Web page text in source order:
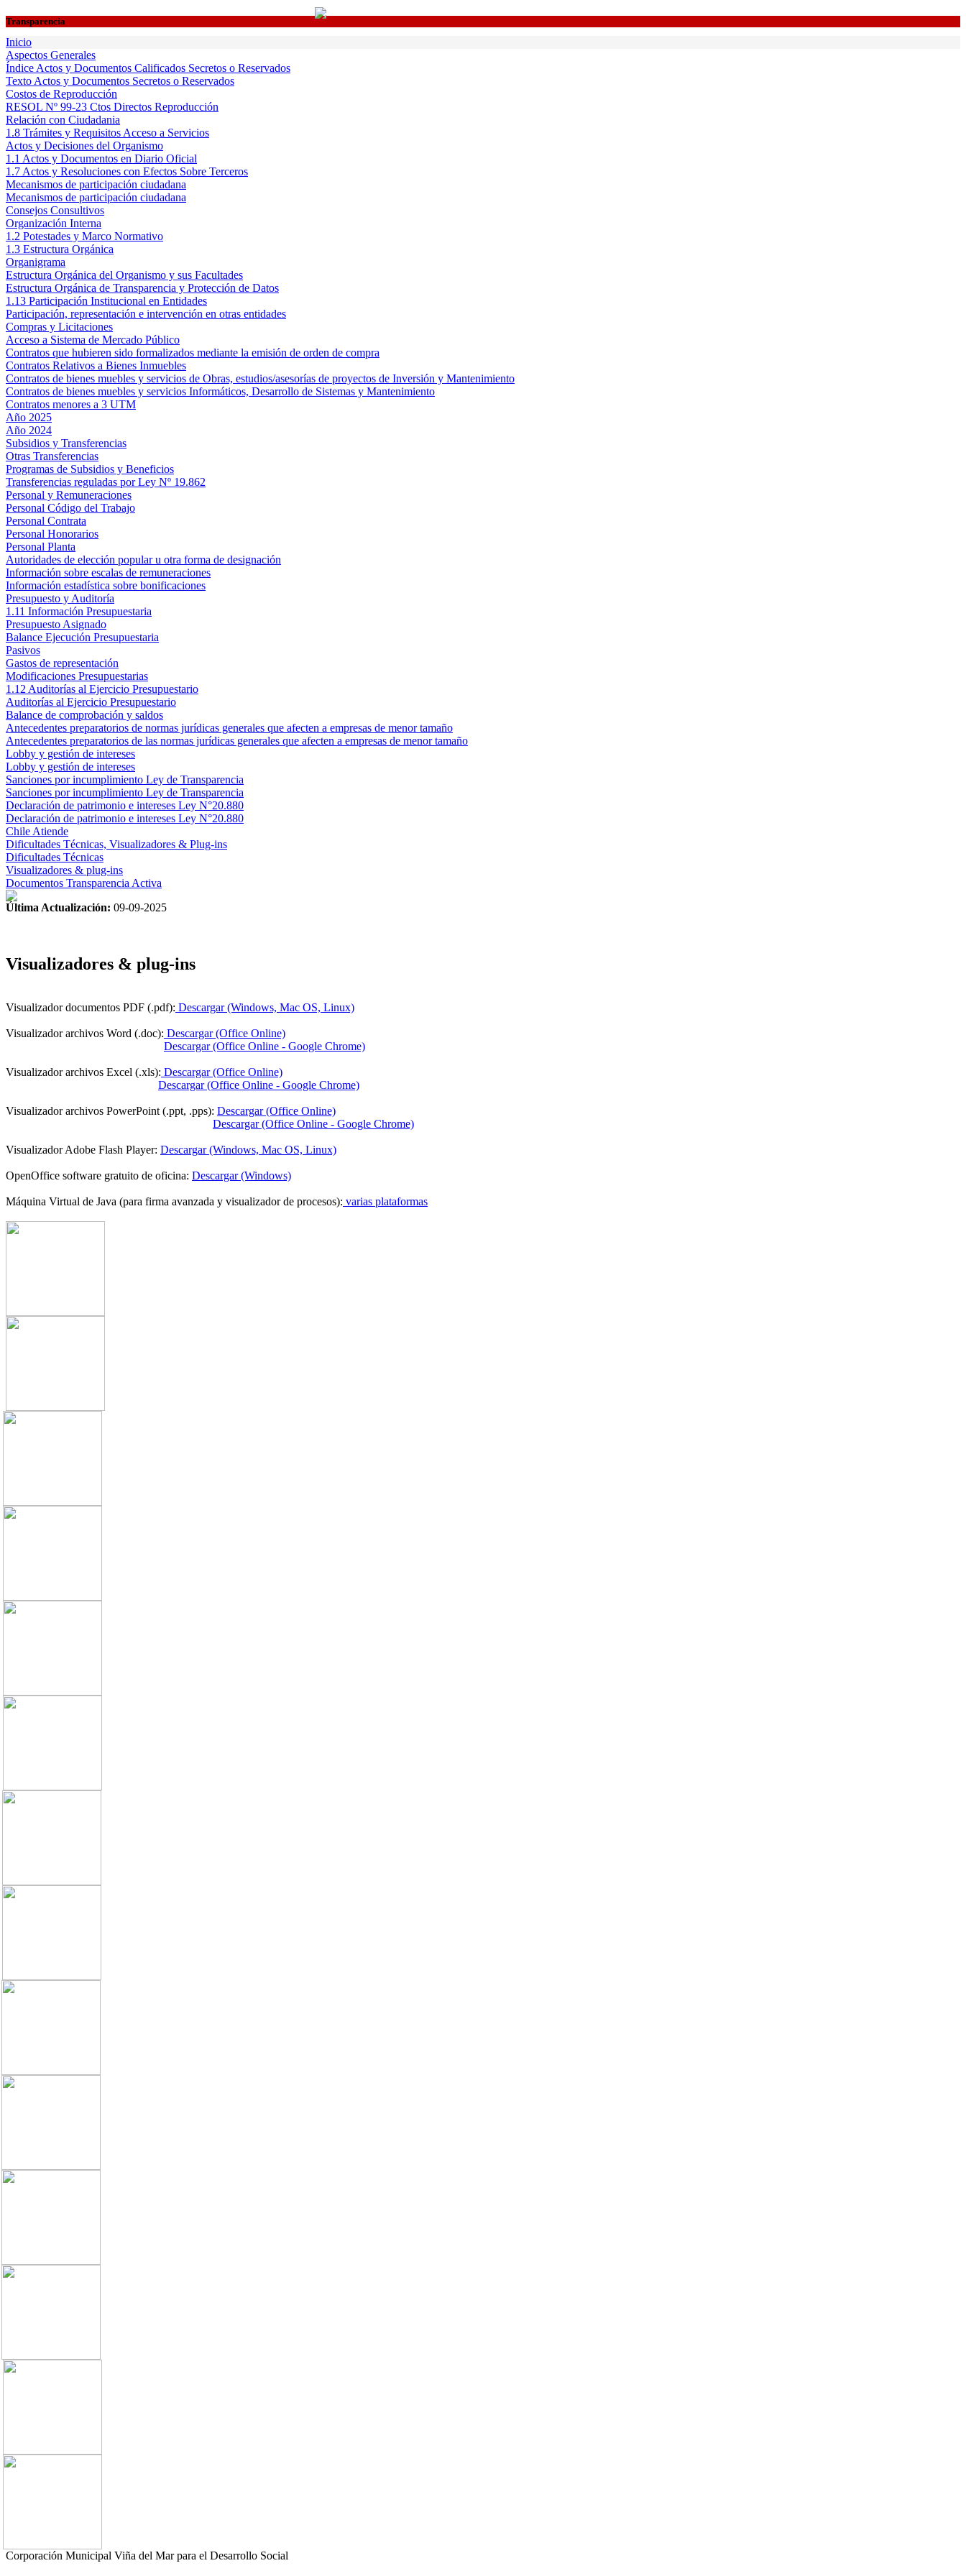
Transparencia
Inicio
Aspectos Generales
Índice Actos y Documentos Calificados Secretos o Reservados
Texto Actos y Documentos Secretos o Reservados
Costos de Reproducción
RESOL Nº 99-23 Ctos Directos Reproducción
Relación con Ciudadania
1.8 Trámites y Requisitos Acceso a Servicios
Actos y Decisiones del Organismo
1.1 Actos y Documentos en Diario Oficial
1.7 Actos y Resoluciones con Efectos Sobre Terceros
Mecanismos de participación ciudadana
Mecanismos de participación ciudadana
Consejos Consultivos
Organización Interna
1.2 Potestades y Marco Normativo
1.3 Estructura Orgánica
Organigrama
Estructura Orgánica del Organismo y sus Facultades
Estructura Orgánica de Transparencia y Protección de Datos
1.13 Participación Institucional en Entidades
Participación, representación e intervención en otras entidades
Compras y Licitaciones
Acceso a Sistema de Mercado Público
Contratos que hubieren sido formalizados mediante la emisión de orden de compra
Contratos Relativos a Bienes Inmuebles
Contratos de bienes muebles y servicios de Obras, estudios/asesorías de proyectos de Inversión y Mantenimiento
Contratos de bienes muebles y servicios Informáticos, Desarrollo de Sistemas y Mantenimiento
Contratos menores a 3 UTM
Año 2025
Año 2024
Subsidios y Transferencias
Otras Transferencias
Programas de Subsidios y Beneficios
Transferencias reguladas por Ley Nº 19.862
Personal y Remuneraciones
Personal Código del Trabajo
Personal Contrata
Personal Honorarios
Personal Planta
Autoridades de elección popular u otra forma de designación
Información sobre escalas de remuneraciones
Información estadística sobre bonificaciones
Presupuesto y Auditoría
1.11 Información Presupuestaria
Presupuesto Asignado
Balance Ejecución Presupuestaria
Pasivos
Gastos de representación
Modificaciones Presupuestarias
1.12 Auditorías al Ejercicio Presupuestario
Auditorías al Ejercicio Presupuestario
Balance de comprobación y saldos
Antecedentes preparatorios de normas jurídicas generales que afecten a empresas de menor tamaño
Antecedentes preparatorios de las normas jurídicas generales que afecten a empresas de menor tamaño
Lobby y gestión de intereses
Lobby y gestión de intereses
Sanciones por incumplimiento Ley de Transparencia
Sanciones por incumplimiento Ley de Transparencia
Declaración de patrimonio e intereses Ley N°20.880
Declaración de patrimonio e intereses Ley N°20.880
Chile Atiende
Dificultades Técnicas, Visualizadores & Plug-ins
Dificultades Técnicas
Visualizadores & plug-ins
Documentos Transparencia Activa
Última Actualización: 09-09-2025
Visualizadores & plug-ins
Visualizador documentos PDF (.pdf): Descargar (Windows, Mac OS, Linux)
Visualizador archivos Word (.doc): Descargar (Office Online)
Descargar (Office Online - Google Chrome​​)
Visualizador archivos Excel (.xls): Descargar (Office Online)
Descargar (Office Online - Google Chrome​​)
Visualizador archivos PowerPoint (.ppt, .pps): Descargar (Office Online)
Descargar (Office Online - Google Chrome​​)
Visualizador Adobe Flash Player: Descargar (Windows, Mac OS, Linux)
OpenOffice software gratuito de oficina: Descargar (Windows)
Máquina Virtual de Java (para firma avanzada y visualizador de procesos): varias plataformas
Corporación Municipal Viña del Mar para el Desarrollo Social